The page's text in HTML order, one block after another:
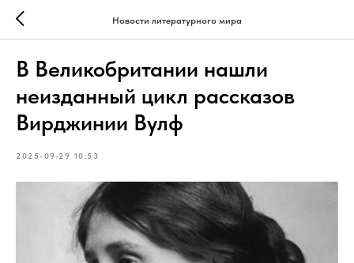
Новости литературного мира
В Великобритании нашли
неизданный цикл рассказов
Вирджинии Вулф
2025-09-29 10:53